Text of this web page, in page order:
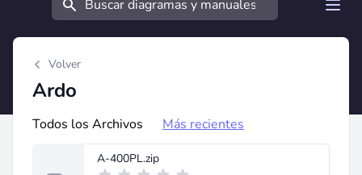
Volver
Ardo
Todos los Archivos Más recientes
A-400PL.zip